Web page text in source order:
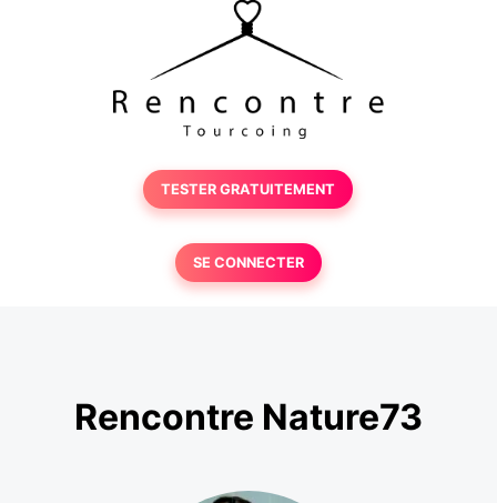
TESTER GRATUITEMENT
SE CONNECTER
Rencontre Nature73